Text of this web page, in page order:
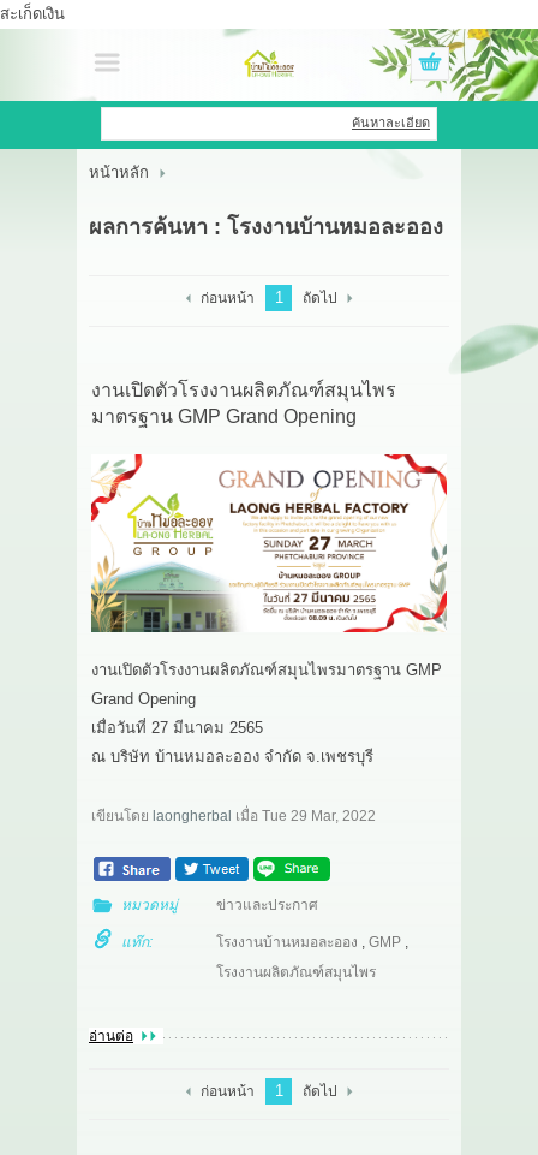
สะเก็ดเงิน
เข้าสู่ระบบ สมัครสมาชิก
สินค้าที่สนใจ
หน้าหลัก
HERBBRIGHT WELLNESS
GREEN HOUSE
เกี่ยวกับเรา
ติดต่อเรา
ค้นหาละเอียด
หน้าหลัก
ผลการค้นหา : โรงงานบ้านหมอละออง
ก่อนหน้า 1 ถัดไป
งานเปิดตัวโรงงานผลิตภัณฑ์สมุนไพร
มาตรฐาน GMP Grand Opening
งานเปิดตัวโรงงานผลิตภัณฑ์สมุนไพรมาตรฐาน GMP
Grand Opening
เมื่อวันที่ 27 มีนาคม 2565
ณ บริษัท บ้านหมอละออง จำกัด จ.เพชรบุรี
เขียนโดย laongherbal เมื่อ Tue 29 Mar, 2022
หมวดหมู่ ข่าวและประกาศ
แท๊ก: โรงงานบ้านหมอละออง , GMP,
โรงงานผลิตภัณฑ์สมุนไพร
อ่านต่อ
ก่อนหน้า 1 ถัดไป